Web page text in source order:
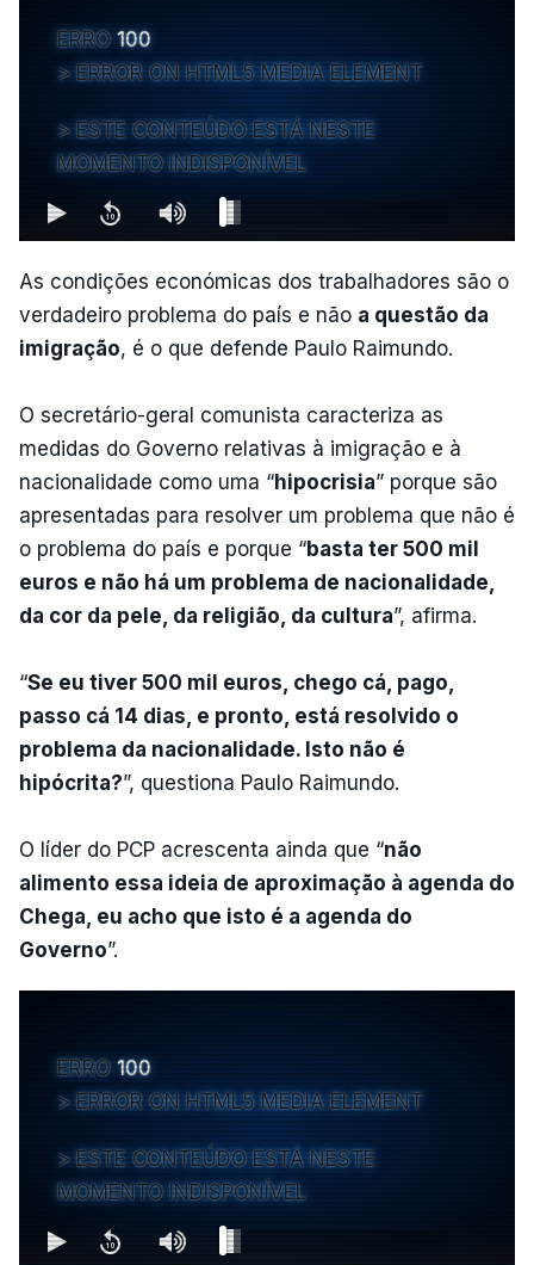
ERRO 100
ERROR ON HTML5 MEDIA ELEMENT
ESTE CONTEÚDO ESTÁ NESTE
MOMENTO INDISPONÍVEL
As condições económicas dos trabalhadores são o
verdadeiro problema do país e não a questão da
imigração, é o que defende Paulo Raimundo.
O secretário-geral comunista caracteriza as
medidas do Governo relativas à imigração e à
nacionalidade como uma “hipocrisia” porque são
apresentadas para resolver um problema que não é
o problema do país e porque “basta ter 500 mil
euros e não há um problema de nacionalidade,
da cor da pele, da religião, da cultura”, afirma.
“Se eu tiver 500 mil euros, chego cá, pago,
passo cá 14 dias, e pronto, está resolvido o
problema da nacionalidade. Isto não é
hipócrita?”, questiona Paulo Raimundo.
O líder do PCP acrescenta ainda que “não
alimento essa ideia de aproximação à agenda do
Chega, eu acho que isto é a agenda do
Governo”.
ERRO 100
ERROR ON HTML5 MEDIA ELEMENT
ESTE CONTEÚDO ESTÁ NESTE
MOMENTO INDISPONÍVEL